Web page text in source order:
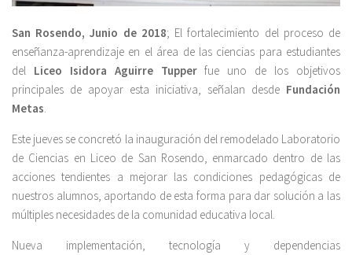
San Rosendo, Junio de 2018; El fortalecimiento del proceso de
enseñanza-aprendizaje en el área de las ciencias para estudiantes
del Liceo Isidora Aguirre Tupperfue uno de los objetivos
principales de apoyar esta iniciativa, señalan desde Fundación
Metas
Este jueves se concretó la inauguración del remodelado Laboratorio
de Ciencias en Liceo de San Rosendo, enmarcado dentro de las
acciones tendientes a mejorar las condiciones pedagógicas de
nuestros alumnos, aportando de esta forma para dar solución a las
múltiples necesidades de la comunidad educativa local.
Nueva implementación, tecnología y dependencias